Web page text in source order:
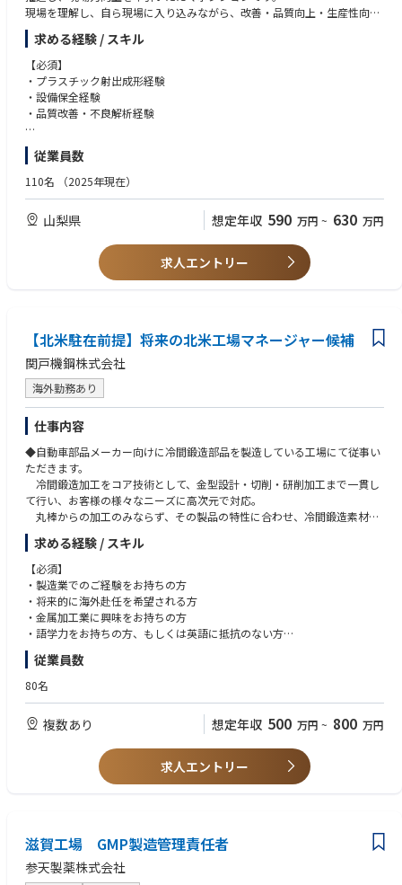
現場を理解し、自ら現場に入り込みながら、改善・品質向上・生産性向上
をリードいただく“プレイングマネージャー”としての活躍を期待していま
す。
【主な業務内容】
・プラスチック成形工程の運営（成形条件管理・金型段取り・トラブル対
応）
・組立工程管理
・不良低減・ロス削減活動
・生産性向上・工程改善
・安全・5S活動推進
・成形から組立まで一貫したモノづくりに携われます
・現場改善の成果をダイレクトに実感できます
求める経験 / スキル
【必須】
・プラスチック射出成形経験
・設備保全経験
・品質改善・不良解析経験
【歓迎】
・自動車・自動車部品製造業での経験
・製造業におけるマネジメント経験
用いた業務改善経験
・製造現場、ラインでの改善および推進経験
・ChatGPT等のAIツールを活用した業務改善経験
・AI・デジタルツールを活用した生産性向上経験
・Excel／VBA・データ分析を活用した現場改善経験
・自ら手を動かし、改善を推進できる方
・前向きにチャレンジできる方
・周囲を巻き込みながら行動できる方
・課題を放置せず、最後までやり切れる方
・現場・品質・人材育成をバランスよく考えられる方
・改善意識を持ち、常により良い方法を追求できる方
従業員数
110名 （2025年現在）
山梨県 想定年収 590 万円 ~ 630 万円
求人エントリー
【北米駐在前提】将来の北米工場マネージャー候補
関戸機鋼株式会社
海外勤務あり
仕事内容
◆自動車部品メーカー向けに冷間鍛造部品を製造している工場にて従事い
ただきます。
冷間鍛造加工をコア技術として、金型設計・切削・研削加工まで一貫し
て行い、お客様の様々なニーズに高次元で対応。
丸棒からの加工のみならず、その製品の特性に合わせ、冷間鍛造素材・
熱間鍛造素材・メタルインジェクションモールド素材の活用等、
よりコストパフォーマンスの良い製法を常に追求しています。
北米にも同様に冷間鍛造加工での製造をしており、いずれ北米工場への
赴任を前提として採用を行います。
※この工場では100ｔ超の冷間鍛造機を使用し、自動車部品の製造をして
おり、技術優位性は非常に高いです。
工場の駐在を予定しております。
求める経験 / スキル
【必須】
・製造業でのご経験をお持ちの方
・将来的に海外赴任を希望される方
・金属加工業に興味をお持ちの方
・語学力をお持ちの方、もしくは英語に抵抗のない方
【歓迎】
・冷間鍛造プレスを経験したことのある方
・海外駐在のご経験をお持ちの方（北米経験だと尚可）
従業員数
80名
複数あり 想定年収 500 万円 ~ 800 万円
求人エントリー
滋賀工場 GMP製造管理責任者
参天製薬株式会社